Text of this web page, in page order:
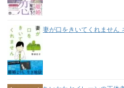
妻が口をきいてくれません